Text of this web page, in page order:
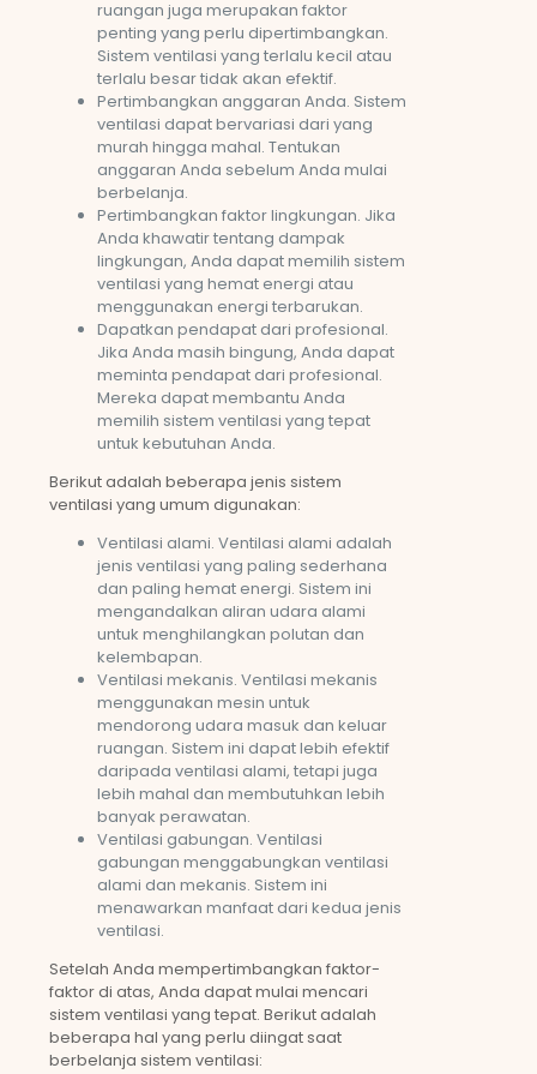
ruangan juga merupakan faktor
penting yang perlu dipertimbangkan.
Sistem ventilasi yang terlalu kecil atau
terlalu besar tidak akan efektif.
Pertimbangkan anggaran Anda. Sistem
ventilasi dapat bervariasi dari yang
murah hingga mahal. Tentukan
anggaran Anda sebelum Anda mulai
berbelanja.
Pertimbangkan faktor lingkungan. Jika
Anda khawatir tentang dampak
lingkungan, Anda dapat memilih sistem
ventilasi yang hemat energi atau
menggunakan energi terbarukan.
Dapatkan pendapat dari profesional.
Jika Anda masih bingung, Anda dapat
meminta pendapat dari profesional.
Mereka dapat membantu Anda
memilih sistem ventilasi yang tepat
untuk kebutuhan Anda.
Berikut adalah beberapa jenis sistem
ventilasi yang umum digunakan:
Ventilasi alami. Ventilasi alami adalah
jenis ventilasi yang paling sederhana
dan paling hemat energi. Sistem ini
mengandalkan aliran udara alami
untuk menghilangkan polutan dan
kelembapan.
Ventilasi mekanis. Ventilasi mekanis
menggunakan mesin untuk
mendorong udara masuk dan keluar
ruangan. Sistem ini dapat lebih efektif
daripada ventilasi alami, tetapi juga
lebih mahal dan membutuhkan lebih
banyak perawatan.
Ventilasi gabungan. Ventilasi
gabungan menggabungkan ventilasi
alami dan mekanis. Sistem ini
menawarkan manfaat dari kedua jenis
ventilasi.
Setelah Anda mempertimbangkan faktor-
faktor di atas, Anda dapat mulai mencari
sistem ventilasi yang tepat. Berikut adalah
beberapa hal yang perlu diingat saat
berbelanja sistem ventilasi: